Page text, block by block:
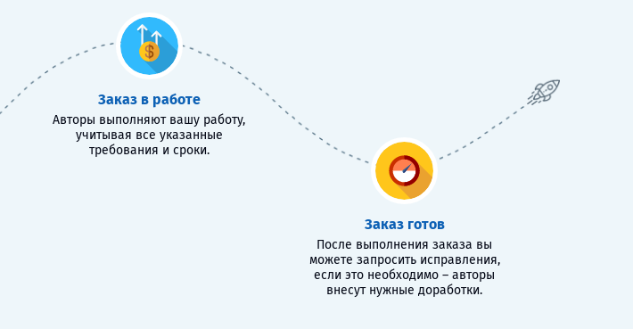
Заказ в работе
Авторы выполняют вашу работу,
учитывая все указанные
требования и сроки.
Заказ готов
После выполнения заказа вы
можете запросить исправления,
если это необходимо – авторы
внесут нужные доработки.